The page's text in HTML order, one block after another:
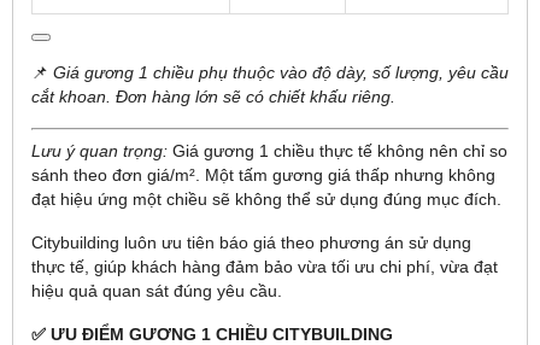
📌 Giá gương 1 chiều phụ thuộc vào độ dày, số lượng, yêu cầu
cắt khoan. Đơn hàng lớn sẽ có chiết khấu riêng.
Lưu ý quan trọng: Giá gương 1 chiều thực tế không nên chỉ so
sánh theo đơn giá/m². Một tấm gương giá thấp nhưng không
đạt hiệu ứng một chiều sẽ không thể sử dụng đúng mục đích.
Citybuilding luôn ưu tiên báo giá theo phương án sử dụng
thực tế, giúp khách hàng đảm bảo vừa tối ưu chi phí, vừa đạt
hiệu quả quan sát đúng yêu cầu.
✅ ƯU ĐIỂM GƯƠNG 1 CHIỀU CITYBUILDING